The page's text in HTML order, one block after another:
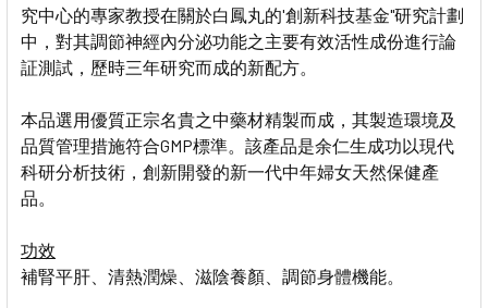
究中心的專家教授在關於白鳳丸的'創新科技基金"研究計劃
中，對其調節神經內分泌功能之主要有效活性成份進行論
証測試，歷時三年研究而成的新配方。
本品選用優質正宗名貴之中藥材精製而成，其製造環境及
品質管理措施符合GMP標準。該產品是余仁生成功以現代
科研分析技術，創新開發的新一代中年婦女天然保健產
品。
功效
補腎平肝、清熱潤燥、滋陰養顏、調節身體機能。